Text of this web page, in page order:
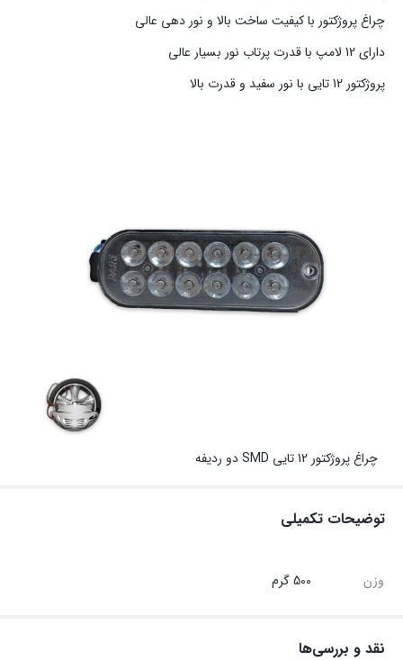
چراغ پروژکتور با کیفیت ساخت بالا و نور دهی عالی
دارای 12 لامپ با قدرت پرتاب نور بسیار عالی
پروژکتور 12 تایی با نور سفید و قدرت بالا
چراغ پروژکتور 12 تایی SMD دو ردیفه
توضیحات تکمیلی
وزن 500 گرم
نقد و بررسی‌ها